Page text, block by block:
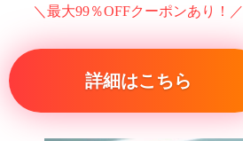
＼最大99％OFFクーポンあり！／
詳細はこちら